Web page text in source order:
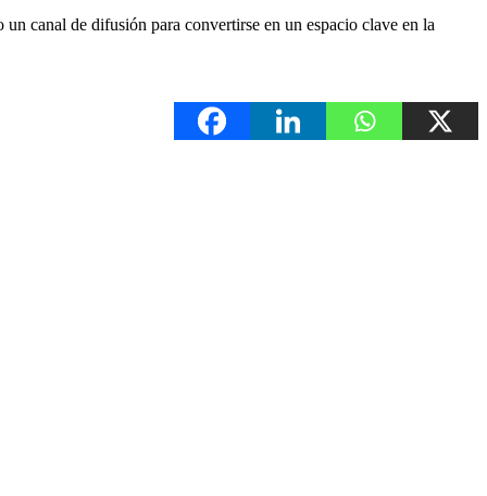
canal de difusión para convertirse en un espacio clave en la